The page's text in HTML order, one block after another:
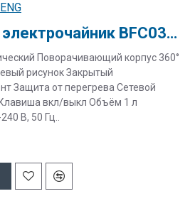
Керамический электрочайник BFC039-1 "Нежность"
Поворачивающий корпус 360°
рисунок Закрытый
Защита от перегрева Сетевой
вкл/выкл Объём 1 л
В, 50 Гц..